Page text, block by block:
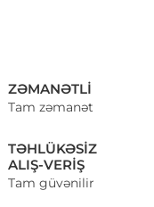
ZƏMANƏTLI
Tam zəmanət
TƏHLÜKƏSIZ
ALIŞ-VERIŞ
Tam güvənilir